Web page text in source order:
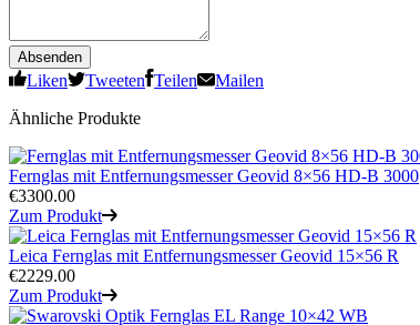
Absenden
Liken Tweeten Teilen
Mailen
Ähnliche Produkte
Fernglas mit Entfernungsmesser Geovid 8×56 HD-B 3000
€3300.00
Zum Produkt
Leica Fernglas mit Entfernungsmesser Geovid 15×56 R
€2229.00
Zum Produkt